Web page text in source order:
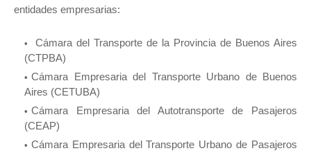
entidades empresarias:
Cámara del Transporte de la Provincia de Buenos Aires
(CTPBA)
Cámara Empresaria del Transporte Urbano de Buenos
Aires (CETUBA)
Cámara Empresaria del Autotransporte de Pasajeros
(CEAP)
Cámara Empresaria del Transporte Urbano de Pasajeros